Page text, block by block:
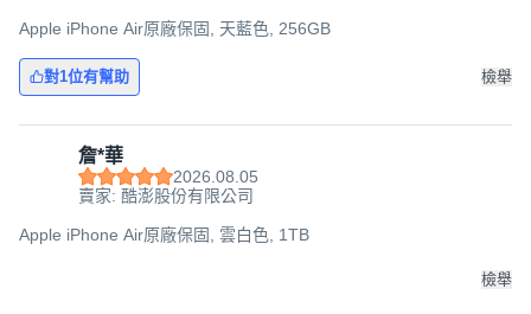
Apple iPhone Air原廠保固, 天藍色, 256GB
對1位有幫助 檢舉
詹*華
2026.08.05
賣家: 酷澎股份有限公司
Apple iPhone Air原廠保固, 雲白色, 1TB
檢舉